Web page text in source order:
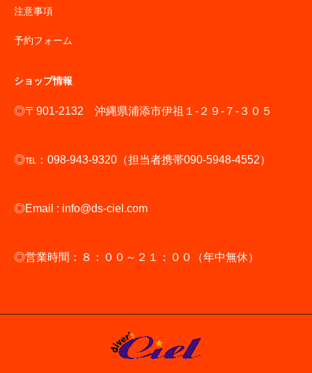
注意事項
予約フォーム
ショップ情報
◎〒901-2132 沖縄県浦添市伊祖１-２９-７-３０５
◎℡：098-943-9320（担当者携帯090-5948-4552）
◎Email : info@ds-ciel.com
◎営業時間：８：００～２１：００（年中無休）